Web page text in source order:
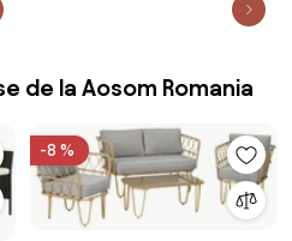
de la Aosom Romania
-8 %